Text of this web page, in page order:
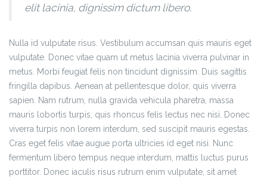
elit lacinia, dignissim dictum libero.
Nulla id vulputate risus. Vestibulum accumsan quis mauris eget
vulputate. Donec vitae quam ut metus lacinia viverra pulvinar in
metus. Morbi feugiat felis non tincidunt dignissim. Duis sagittis
fringilla dapibus. Aenean at pellentesque dolor, quis viverra
sapien. Nam rutrum, nulla gravida vehicula pharetra, massa
mauris lobortis turpis, quis rhoncus felis lectus nec nisi. Donec
viverra turpis non lorem interdum, sed suscipit mauris egestas.
Cras eget felis vitae augue porta ultricies id eget nisi. Nunc
fermentum libero tempus neque interdum, mattis luctus purus
porttitor. Donec iaculis risus rutrum enim vulputate, sit amet